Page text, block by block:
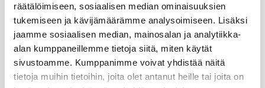
räätälöimiseen, sosiaalisen median ominaisuuksien
tukemiseen ja kävijämäärämme analysoimiseen. Lisäksi
jaamme sosiaalisen median, mainosalan ja analytiikka-
alan kumppaneillemme tietoja siitä, miten käytät
sivustoamme. Kumppanimme voivat yhdistää näitä
tietoja muihin tietoihin, joita olet antanut heille tai joita on
- Tuotteesta ei ole vielä arvosteluja -
New content loaded